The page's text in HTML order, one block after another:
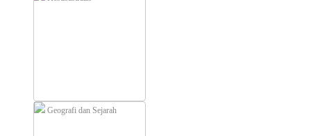
Geografi dan Sejarah